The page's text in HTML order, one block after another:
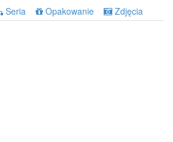
Seria Opakowanie
Zdjęcia